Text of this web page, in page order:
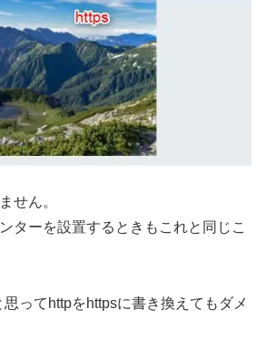
せん。
ターを設置するときもこれと同じこ
ってhttpをhttpsに書き換えてもダメ